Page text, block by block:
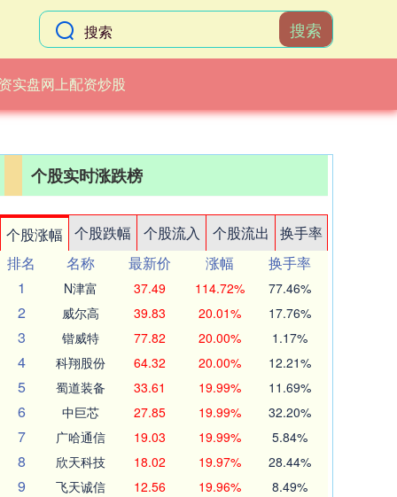
搜索
实盘网上配资炒股
个股实时涨跌榜
个股涨幅 个股跌幅 个股流入 个股流出
换手率
排名
名称 最新价 涨幅
换手率
1
N津富 37.49 114.72% 77.46%
2 威尔高 39.83 20.01% 17.76%
3 锴威特 77.82 20.00% 1.17%
4 科翔股份 64.32 20.00% 12.21%
5 蜀道装备 33.61 19.99% 11.69%
6 中巨芯 27.85 19.99% 32.20%
7 广哈通信 19.03 19.99% 5.84%
8 欣天科技 18.02 19.97% 28.44%
9 飞天诚信 12.56 19.96% 8.49%